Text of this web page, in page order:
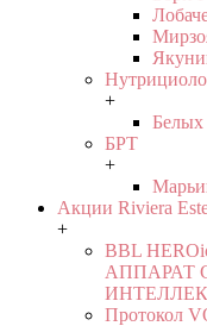
+
Белых
БРТ
+
Акции Riviera
+
BBL
АППАРАТ
Протокол